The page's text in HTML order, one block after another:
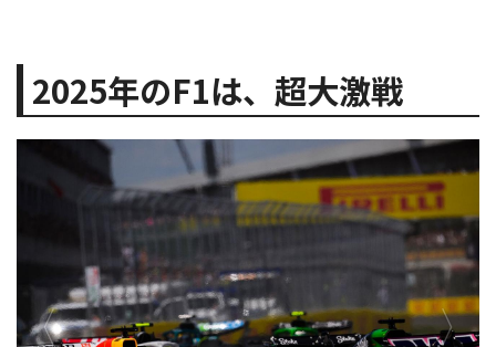
2025年のF1は、超大激戦